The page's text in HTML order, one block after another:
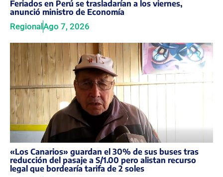
Feriados en Perú se trasladarían a los viernes,
anunció ministro de Economía
RegionalAgo 7, 2026
«Los Canarios» guardan el 30% de sus buses tras
reducción del pasaje a S/1.00 pero alistan recurso
legal que bordearía tarifa de 2 soles